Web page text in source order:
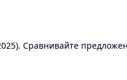
Сравнивайте